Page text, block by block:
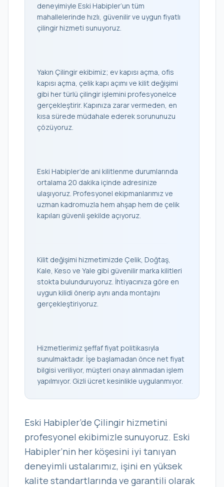
deneyimiyle Eski Habipler’un tüm
mahallelerinde hızlı, güvenilir ve uygun fiyatlı
çilingir hizmeti sunuyoruz.
Yakın Çilingir ekibimiz; ev kapısı açma, ofis
kapısı açma, çelik kapı açımı ve kilit değişimi
gibi her türlü çilingir işlemini profesyonelce
gerçekleştirir. Kapınıza zarar vermeden, en
kısa sürede müdahale ederek sorununuzu
çözüyoruz.
Eski Habipler’de ani kilitlenme durumlarında
ortalama 20 dakika içinde adresinize
ulaşıyoruz. Profesyonel ekipmanlarımız ve
uzman kadromuzla hem ahşap hem de çelik
kapıları güvenli şekilde açıyoruz.
Kilit değişimi hizmetimizde Çelik, Doğtaş,
Kale, Keso ve Yale gibi güvenilir marka kilitleri
stokta bulunduruyoruz. İhtiyacınıza göre en
uygun kilidi önerip aynı anda montajını
gerçekleştiriyoruz.
Hizmetlerimiz şeffaf fiyat politikasıyla
sunulmaktadır. İşe başlamadan önce net fiyat
bilgisi veriliyor, müşteri onayı alınmadan işlem
yapılmıyor. Gizli ücret kesinlikle uygulanmıyor.
Eski Habipler’de Çilingir hizmetini
profesyonel ekibimizle sunuyoruz. Eski
Habipler’nin her köşesini iyi tanıyan
deneyimli ustalarımız, işini en yüksek
kalite standartlarında ve garantili olarak